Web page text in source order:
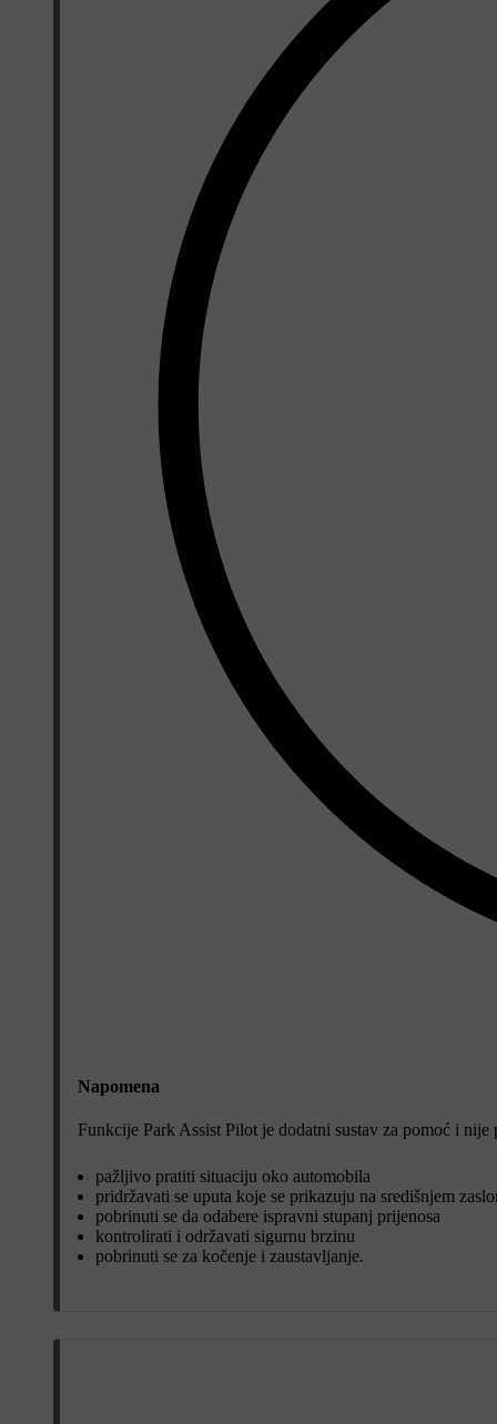
Napomena
Funkcije Park Assist Pilot je dodatni sustav za pomoć i
pažljivo pratiti situaciju oko automobila
pridržavati se uputa koje se prikazuju na središnjem
pobrinuti se da odabere ispravni stupanj prijenosa
kontrolirati i održavati sigurnu brzinu
pobrinuti se za kočenje i zaustavljanje.